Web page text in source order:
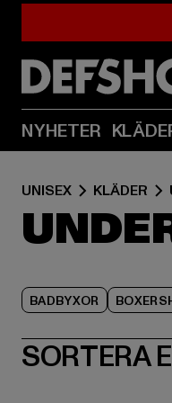
NYHETER
UNISEX KLÄDER
BADBYXOR
SORTERA